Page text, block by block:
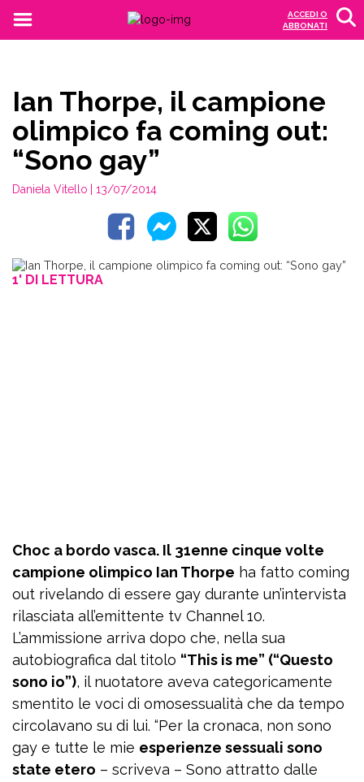
ACCEDI O
ABBONATI
Ian Thorpe, il campione
olimpico fa coming out:
“Sono gay”
Daniela Vitello | 13/07/2014
1' DI LETTURA
Choc a bordo vasca. Il 31enne cinque volte
campione olimpico Ian Thorpe ha fatto coming
out rivelando di essere gay durante un’intervista
rilasciata all’emittente tv Channel 10.
L’ammissione arriva dopo che, nella sua
autobiografica dal titolo “This is me” (“Questo
sono io”), il nuotatore aveva categoricamente
smentito le voci di omosessualità che da tempo
circolavano su di lui. “Per la cronaca, non sono
gay e tutte le mie esperienze sessuali sono
state etero – scriveva – Sono attratto dalle